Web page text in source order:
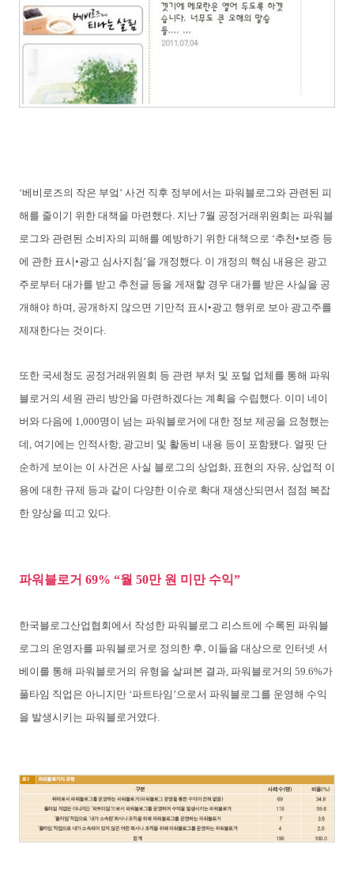
‘베비로즈의 작은 부엌’ 사건 직후 정부에서는 파워블로그와 관련된 피
해를 줄이기 위한 대책을 마련했다. 지난 7월 공정거래위원회는 파워블
로그와 관련된 소비자의 피해를 예방하기 위한 대책으로 ‘추천•보증 등
에 관한 표시•광고 심사지침’을 개정했다. 이 개정의 핵심 내용은 광고
주로부터 대가를 받고 추천글 등을 게재할 경우 대가를 받은 사실을 공
개해야 하며, 공개하지 않으면 기만적 표시•광고 행위로 보아 광고주를
제재한다는 것이다.
또한 국세청도 공정거래위원회 등 관련 부처 및 포털 업체를 통해 파워
블로거의 세원 관리 방안을 마련하겠다는 계획을 수립했다. 이미 네이
버와 다음에 1,000명이 넘는 파워블로거에 대한 정보 제공을 요청했는
데, 여기에는 인적사항, 광고비 및 활동비 내용 등이 포함됐다. 얼핏 단
순하게 보이는 이 사건은 사실 블로그의 상업화, 표현의 자유, 상업적 이
용에 대한 규제 등과 같이 다양한 이슈로 확대 재생산되면서 점점 복잡
한 양상을 띠고 있다.
파워블로거 69% “월 50만 원 미만 수익”
한국블로그산업협회에서 작성한 파워블로그 리스트에 수록된 파워블
로그의 운영자를 파워블로거로 정의한 후, 이들을 대상으로 인터넷 서
베이를 통해 파워블로거의 유형을 살펴본 결과, 파워블로거의 59.6%가
풀타임 직업은 아니지만 ‘파트타임’으로서 파워블로그를 운영해 수익
을 발생시키는 파워블로거였다.